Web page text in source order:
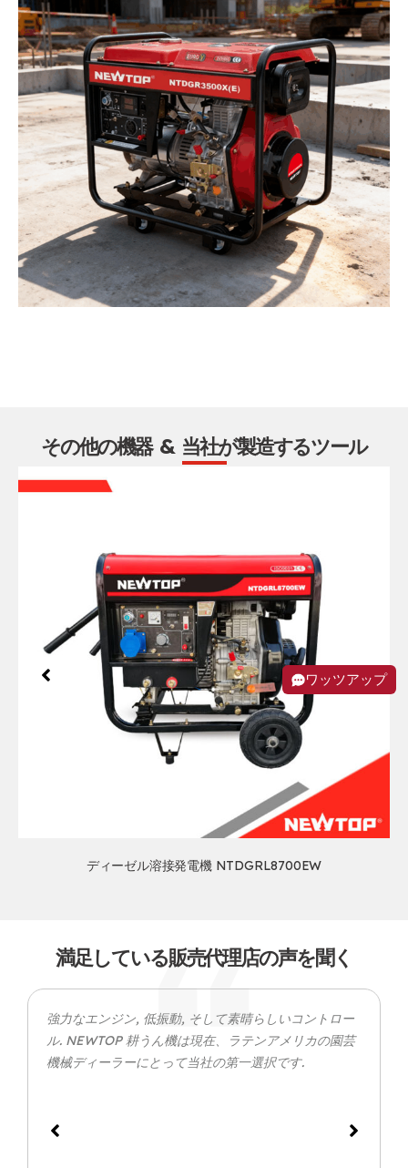
その他の機器 & 当社が製造するツール
ディーゼル溶接発電機 NTDGRL8700EW
満足している販売代理店の声を聞く
強力なエンジン, 低振動, そして素晴らしいコントロー
ル. NEWTOP 耕うん機は現在、ラテンアメリカの園芸
機械ディーラーにとって当社の第一選択です.
ワッツアップ